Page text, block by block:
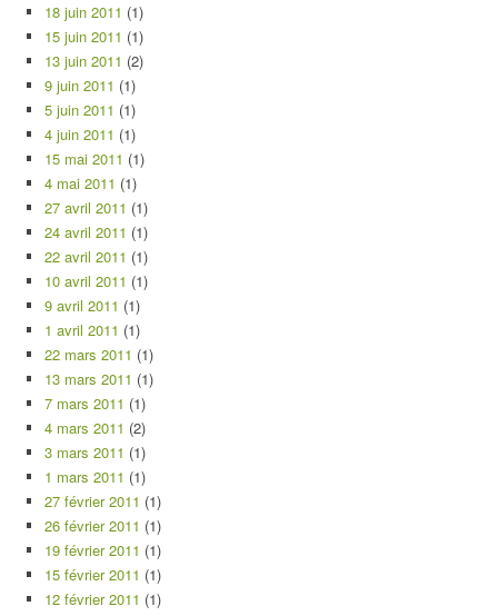
18 juin 2011 (1)
15 juin 2011 (1)
13 juin 2011 (2)
9 juin 2011 (1)
5 juin 2011 (1)
4 juin 2011 (1)
15 mai 2011 (1)
4 mai 2011 (1)
27 avril 2011 (1)
24 avril 2011 (1)
22 avril 2011 (1)
10 avril 2011 (1)
9 avril 2011 (1)
1 avril 2011 (1)
22 mars 2011 (1)
13 mars 2011 (1)
7 mars 2011 (1)
4 mars 2011 (2)
3 mars 2011 (1)
1 mars 2011 (1)
27 février 2011 (1)
26 février 2011 (1)
19 février 2011 (1)
15 février 2011 (1)
12 février 2011 (1)